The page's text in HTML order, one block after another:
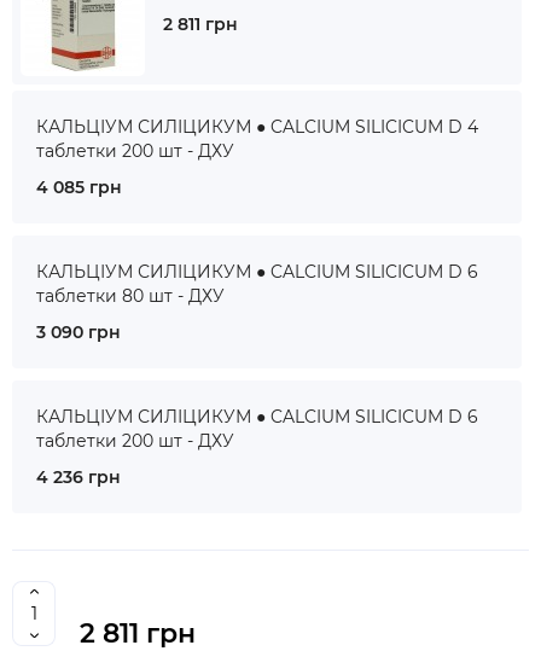
2 811 грн
КАЛЬЦІУМ СИЛІЦИКУМ ● CALCIUM SILICICUM D 4
таблетки 200 шт - ДХУ
4 085 грн
КАЛЬЦІУМ СИЛІЦИКУМ ● CALCIUM SILICICUM D 6
таблетки 80 шт - ДХУ
3 090 грн
КАЛЬЦІУМ СИЛІЦИКУМ ● CALCIUM SILICICUM D 6
таблетки 200 шт - ДХУ
4 236 грн
2 811 грн